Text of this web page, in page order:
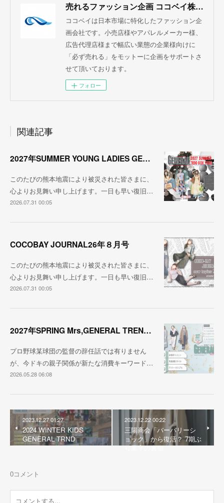
売れるファッション企画 ココベイ株式会社
ココベイは日本市場に特化したファッション企
画会社です。小売店様やアパレルメーカー様、
広告代理店様まで幅広い業態の企業様向けに
「必ず売れる」をモットーに企画をサポートさ
せて頂いております。
フォロー
関連記事
2027年SUMMER YOUNG LADIES GENERAL TREND
このたびの熊本地震により被災された皆さまに、
心よりお見舞い申し上げます。一日も早い復旧…
2026.07.31 00:05
COCOBAY JOURNAL26年８月号
このたびの熊本地震により被災された皆さまに、
心よりお見舞い申し上げます。一日も早い復旧…
2026.07.31 00:05
2027年SPRING Mrs,GENERAL TREND BOOK
プロ野球某球団の監督の辞任話では有りません
が、今ドキの親子関係が新たな消費キーワード…
2026.05.28 06:08
2023.12.27 01:27
2024 WINTER KIDS
GENERAL TRND
2023.12.22 00:22
三陽商会「バーバリーシ
ョック」から復活？ 7期ぶ
り黒字の裏側
0コメント